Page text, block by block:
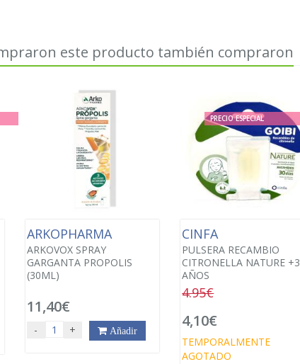
este producto también compraron
ARKOPHARMA
ARKOVOX SPRAY
GARGANTA PROPOLIS
(30ML)
11,40€
- + Añadir
PRECIO ESPECIAL
CINFA
PULSERA RECAMBIO
CITRONELLA NATURE +3
AÑOS
4.95€
4,10€
TEMPORALMENTE
AGOTADO